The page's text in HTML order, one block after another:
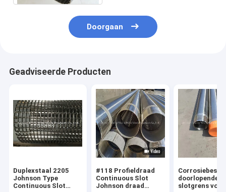
Doorgaan
Geadviseerde Producten
Duplexstaal 2205
Johnson Type
Continuous Slot
#118 Profieldraad
Continuous Slot
Johnson draad
doorlopende
slotgrens voor